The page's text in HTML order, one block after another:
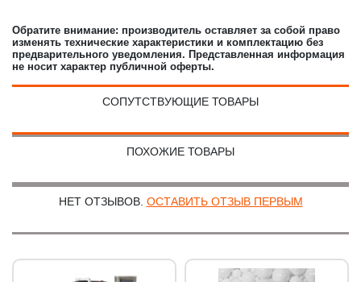
Обратите внимание: производитель оставляет за собой право
изменять технические характеристики и комплектацию без
предварительного уведомления. Представленная информация
не носит характер публичной оферты.
СОПУТСТВУЮЩИЕ ТОВАРЫ
ПОХОЖИЕ ТОВАРЫ
НЕТ ОТЗЫВОВ. ОСТАВИТЬ ОТЗЫВ ПЕРВЫМ